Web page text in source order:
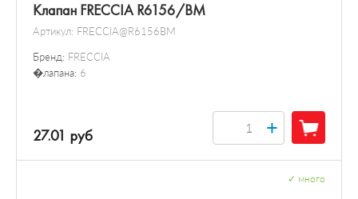
Клапан FRECCIA R6156/BM
Артикул: FRECCIA@R6156BM
Бренд: FRECCIA
�лапана: 6
27.01 руб +
много